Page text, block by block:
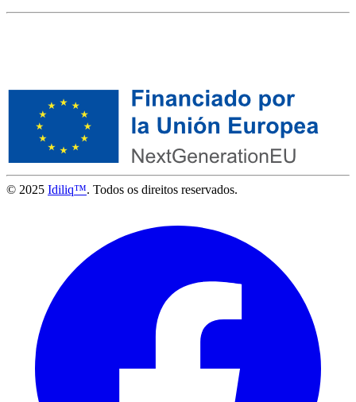
© 2025 Idiliq™. Todos os direitos reservados.